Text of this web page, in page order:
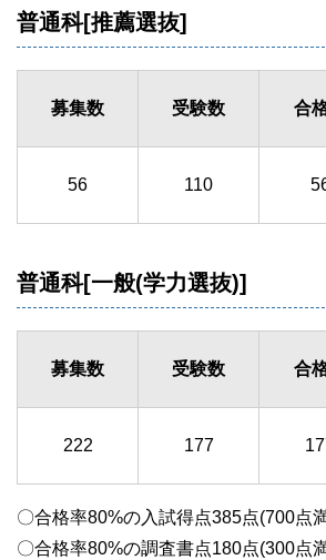
普通科[推薦選抜]
募集数 受験数 合
56 110
普通科[一般(学力選抜)]
募集数 受験数 合
222 177
〇合格率80%の入試得点385点(700点
〇合格率80%の調査書点180点(300点